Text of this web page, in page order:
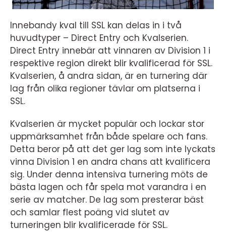
Innebandy kval till SSL kan delas in i två
huvudtyper – Direct Entry och Kvalserien.
Direct Entry innebär att vinnaren av Division 1 i
respektive region direkt blir kvalificerad för SSL.
Kvalserien, å andra sidan, är en turnering där
lag från olika regioner tävlar om platserna i
SSL.
Kvalserien är mycket populär och lockar stor
uppmärksamhet från både spelare och fans.
Detta beror på att det ger lag som inte lyckats
vinna Division 1 en andra chans att kvalificera
sig. Under denna intensiva turnering möts de
bästa lagen och får spela mot varandra i en
serie av matcher. De lag som presterar bäst
och samlar flest poäng vid slutet av
turneringen blir kvalificerade för SSL.